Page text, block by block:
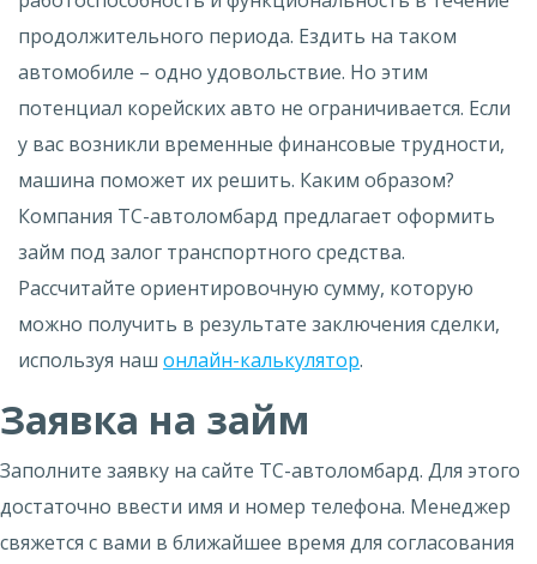
продолжительного периода. Ездить на таком
автомобиле – одно удовольствие. Но этим
потенциал корейских авто не ограничивается. Если
у вас возникли временные финансовые трудности,
машина поможет их решить. Каким образом?
Компания ТС-автоломбард предлагает оформить
займ под залог транспортного средства.
Рассчитайте ориентировочную сумму, которую
можно получить в результате заключения сделки,
используя наш онлайн-калькулятор.
Заявка на займ
Заполните заявку на сайте ТС-автоломбард. Для этого
достаточно ввести имя и номер телефона. Менеджер
свяжется с вами в ближайшее время для согласования